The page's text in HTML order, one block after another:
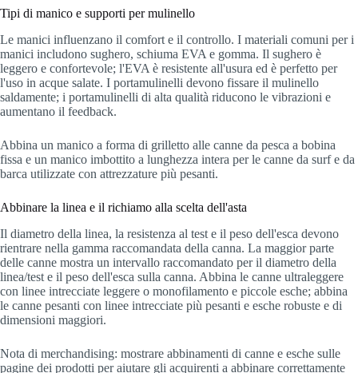
Tipi di manico e supporti per mulinello
Le manici influenzano il comfort e il controllo. I materiali comuni per i
manici includono sughero, schiuma EVA e gomma. Il sughero è
leggero e confortevole; l'EVA è resistente all'usura ed è perfetto per
l'uso in acque salate. I portamulinelli devono fissare il mulinello
saldamente; i portamulinelli di alta qualità riducono le vibrazioni e
aumentano il feedback.
Abbina un manico a forma di grilletto alle canne da pesca a bobina
fissa e un manico imbottito a lunghezza intera per le canne da surf e da
barca utilizzate con attrezzature più pesanti.
Abbinare la linea e il richiamo alla scelta dell'asta
Il diametro della linea, la resistenza al test e il peso dell'esca devono
rientrare nella gamma raccomandata della canna. La maggior parte
delle canne mostra un intervallo raccomandato per il diametro della
linea/test e il peso dell'esca sulla canna. Abbina le canne ultraleggere
con linee intrecciate leggere o monofilamento e piccole esche; abbina
le canne pesanti con linee intrecciate più pesanti e esche robuste e di
dimensioni maggiori.
Nota di merchandising: mostrare abbinamenti di canne e esche sulle
pagine dei prodotti per aiutare gli acquirenti a abbinare correttamente